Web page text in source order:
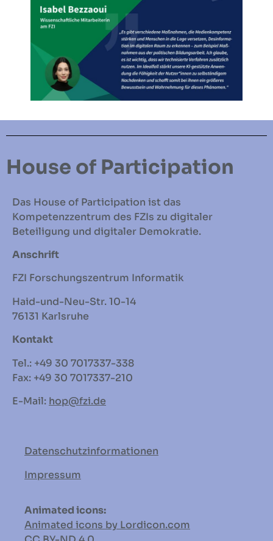
House of Participation
Das House of Participation ist das
Kompetenzzentrum des FZIs zu digitaler
Beteiligung und digitaler Demokratie.
Anschrift
FZI Forschungszentrum Informatik
Haid-und-Neu-Str. 10-14
76131 Karlsruhe
Kontakt
Tel.: +49 30 7017337-338
Fax: +49 30 7017337-210
E-Mail: hop@fzi.de
Datenschutzinformationen
Impressum
Animated icons:
Animated icons by Lordicon.com